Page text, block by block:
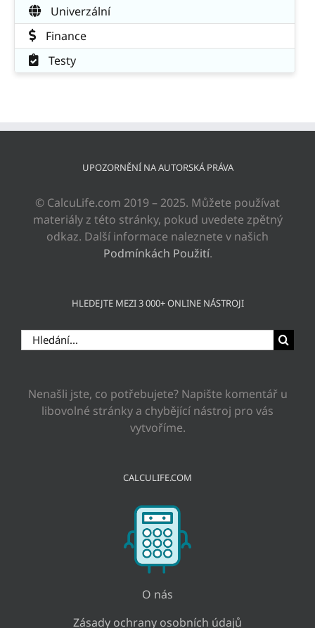
Univerzální
Finance
Testy
UPOZORNĚNÍ NA AUTORSKÁ PRÁVA
© CalcuLife.com 2019 – 2025. Můžete používat
materiály z této stránky, pokud uvedete zpětný
odkaz. Další informace naleznete v našich
Podmínkách Použití.
HLEDEJTE MEZI 3 000+ ONLINE NÁSTROJI
Hledat:
Nenašli jste, co potřebujete? Napište komentář u
libovolné stránky a chybějící nástroj pro vás
vytvoříme.
CALCULIFE.COM
O nás
Zásady ochrany osobních údajů